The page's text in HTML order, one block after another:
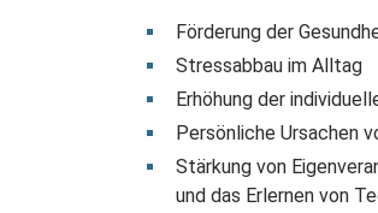
Förderung der
Stressabbau im Alltag
Erhöhung der
Persönliche Ursachen
Stärkung von
und das Erlernen von